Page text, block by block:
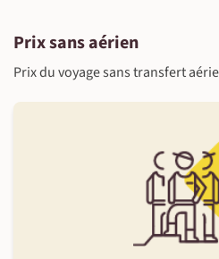
Prix sans aérien
Prix du voyage sans transfert